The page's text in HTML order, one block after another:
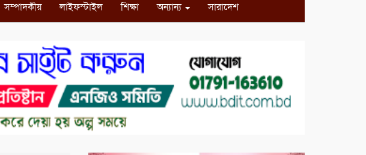
সম্পাদকীয় লাইফস্টাইল শিক্ষা অন্যান্য সারাদেশ